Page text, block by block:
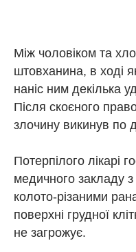
Між чоловіком та
штовханина, в ході
наніс ним декілька
Після скоєного
злочину викинув по
Потерпілого лікарі
медичного закладу
колото-різаними
поверхні грудної
не загрожує.